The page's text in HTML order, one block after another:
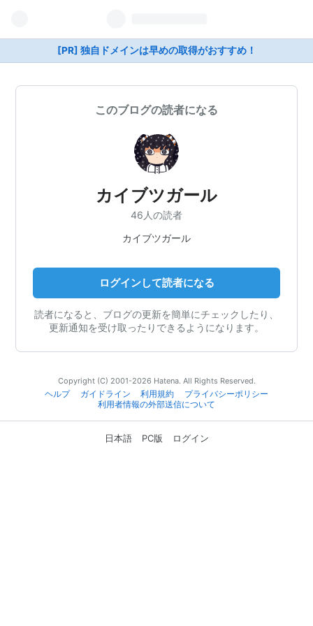
[PR] 独自ドメインは早めの取得がおすすめ！
このブログの読者になる
カイブツガール
46人の読者
カイブツガール
ログインして読者になる
読者になると、ブログの更新を簡単にチェックしたり、
更新通知を受け取ったりできるようになります。
Copyright (C) 2001-2026 Hatena. All Rights Reserved.
ヘルプ
ガイドライン 利用規約
プライバシーポリシー
利用者情報の外部送信について
日本語 PC版 ログイン